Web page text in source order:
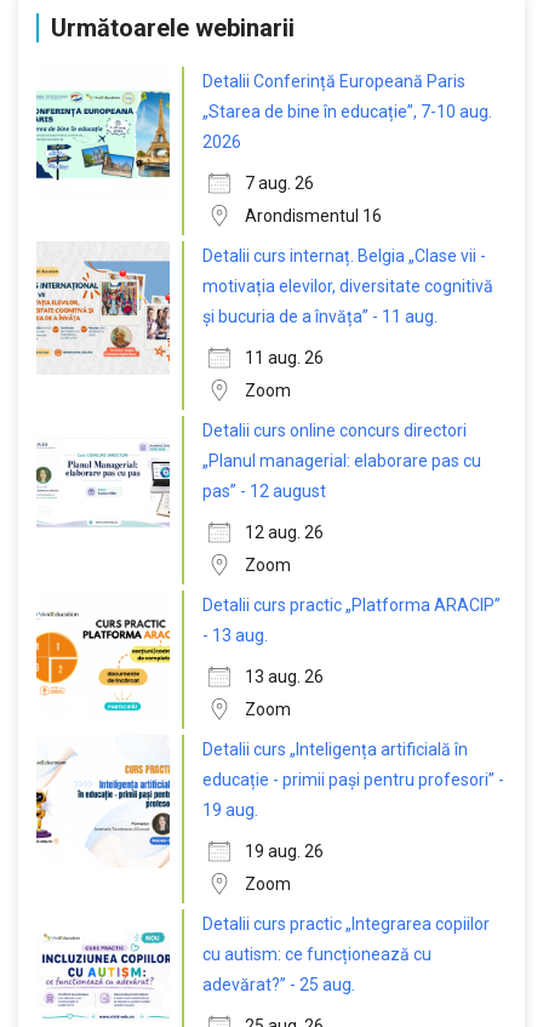
Următoarele webinarii
Detalii Conferință Europeană Paris
„Starea de bine în educație”, 7-10 aug.
2026
7 aug. 26
Arondismentul 16
Detalii curs internaț. Belgia „Clase vii -
motivația elevilor, diversitate cognitivă
și bucuria de a învăța” - 11 aug.
11 aug. 26
Zoom
Detalii curs online concurs directori
„Planul managerial: elaborare pas cu
pas” - 12 august
12 aug. 26
Zoom
Detalii curs practic „Platforma ARACIP”
- 13 aug.
13 aug. 26
Zoom
Detalii curs „Inteligența artificială în
educație - primii pași pentru profesori” -
19 aug.
19 aug. 26
Zoom
Detalii curs practic „Integrarea copiilor
cu autism: ce funcționează cu
adevărat?” - 25 aug.